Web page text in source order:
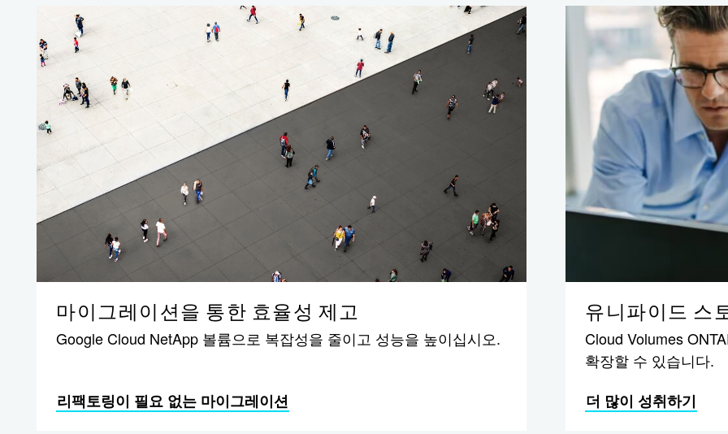
마이그레이션을 통한 효율성 제고
Google Cloud NetApp 볼륨으로 복잡성을 줄이고 성능을 높이십시오.
리팩토링이 필요 없는 마이그레이션
유니파이드 스
Cloud Volumes
확장할 수 있습니다.
더 많이 성취하기